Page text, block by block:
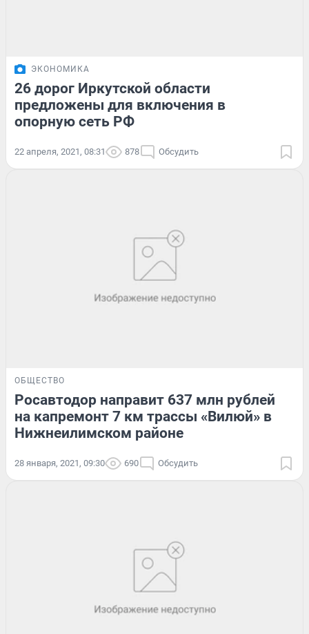
ЭКОНОМИКА
26 дорог Иркутской области
предложены для включения в
опорную сеть РФ
22 апреля, 2021, 08:31 878 Обсудить
ОБЩЕСТВО
Росавтодор направит 637 млн рублей
на капремонт 7 км трассы «Вилюй» в
Нижнеилимском районе
28 января, 2021, 09:30 690 Обсудить